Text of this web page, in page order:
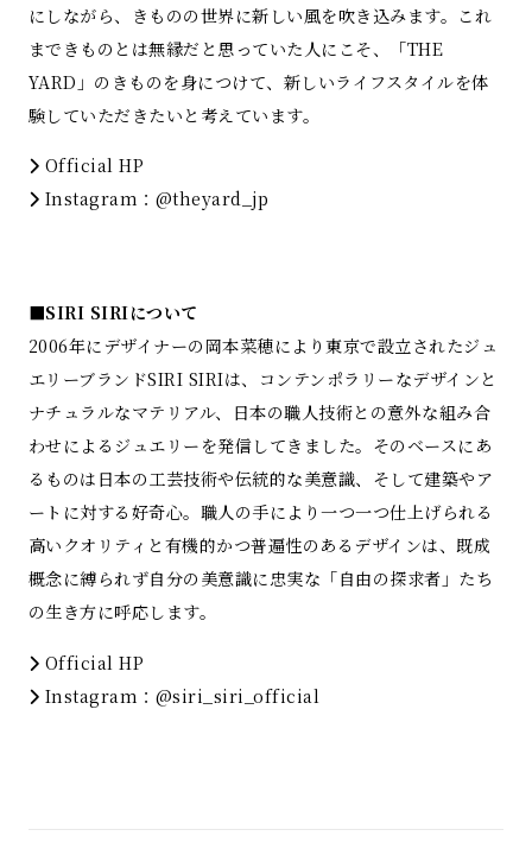
にしながら、きものの世界に新しい風を吹き込みます。これ
まできものとは無縁だと思っていた人にこそ、「THE
YARD」のきものを身につけて、新しいライフスタイルを体
験していただきたいと考えています。
Official HP
Instagram： @theyard_jp
■SIRI SIRIについて
2006年にデザイナーの岡本菜穂により東京で設立されたジュ
エリーブランドSIRI SIRIは、コンテンポラリーなデザインと
ナチュラルなマテリアル、日本の職人技術との意外な組み合
わせによるジュエリーを発信してきました。そのベースにあ
るものは日本の工芸技術や伝統的な美意識、そして建築やア
ートに対する好奇心。職人の手により一つ一つ仕上げられる
高いクオリティと有機的かつ普遍性のあるデザインは、既成
概念に縛られず自分の美意識に忠実な「自由の探求者」たち
の生き方に呼応します。
Official HP
Instagram： @siri_siri_official